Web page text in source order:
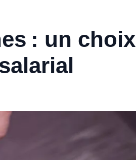
: un choix